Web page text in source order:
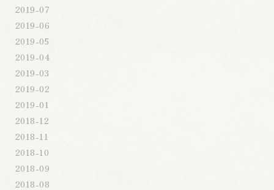
2019-07
2019-06
2019-05
2019-04
2019-03
2019-02
2019-01
2018-12
2018-11
2018-10
2018-09
2018-08